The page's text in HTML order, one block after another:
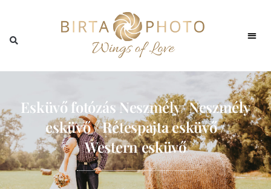
Esküvő fotózás Neszmély/ Neszmély
esküvő / Rétespajta esküvő /
Western esküvő